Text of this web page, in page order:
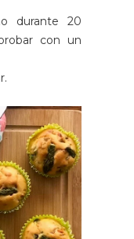
durante 20
con un